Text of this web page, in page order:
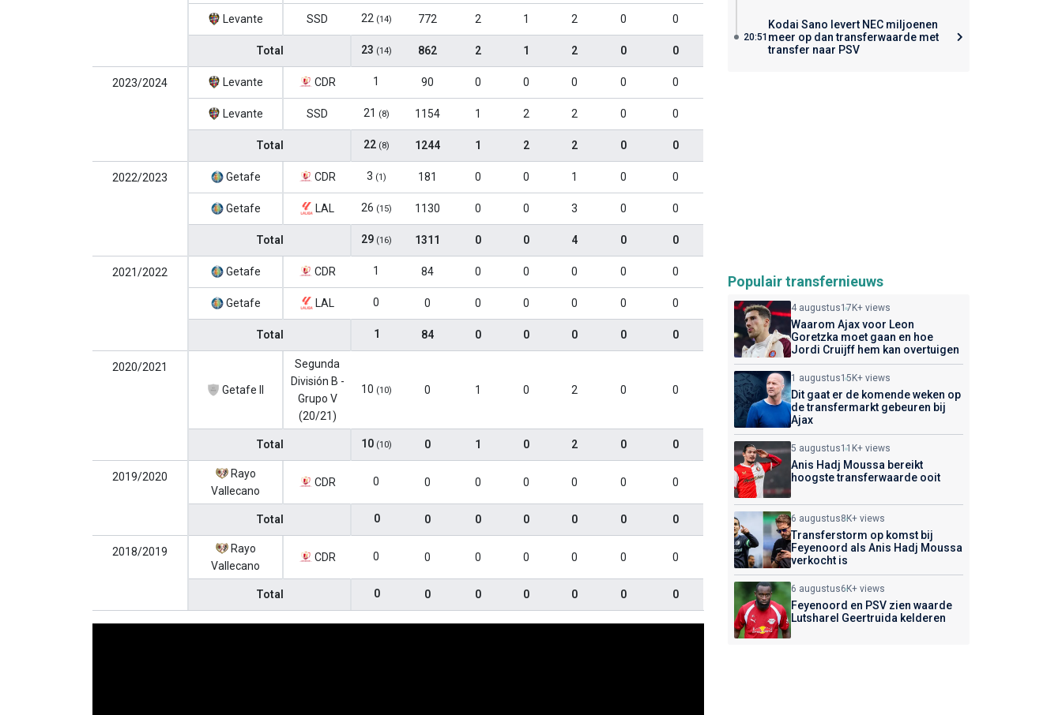
Levante SSD 22 (14) 772 2 1 2 0 0
Total 23 (14) 862 2 1 2 0 0
2023/2024 Levante CDR 1 90 0 0 0 0 0
Levante SSD 21 (8) 1154 1 2 2 0 0
Total 22 (8) 1244 1 2 2 0 0
2022/2023 Getafe CDR 3 (1) 181 0 0 1 0 0
Getafe LAL 26 (15) 1130 0 0 3 0 0
Total 29 (16) 1311 0 0 4 0 0
2021/2022 Getafe CDR 1 84 0 0 0 0 0
Getafe LAL 0 0 0 0 0 0 0
Total 1 84 0 0 0 0 0
2020/2021
Getafe II
Segunda
División B -
Grupo V
(20/21)
10 (10) 0 1 0 2 0 0
Total 10 (10) 0 1 0 2 0 0
2019/2020
Rayo
Vallecano
CDR 0 0 0 0 0 0 0
Total 0 0 0 0 0 0 0
2018/2019
Rayo
Vallecano
CDR 0 0 0 0 0 0 0
Total 0 0 0 0 0 0 0
20:51
Kodai Sano levert NEC miljoenen
meer op dan transferwaarde met
transfer naar PSV
Populair transfernieuws
4 augustus17K+ views
Waarom Ajax voor Leon
Goretzka moet gaan en hoe
Jordi Cruijff hem kan overtuigen
1 augustus15K+ views
Dit gaat er de komende weken op
de transfermarkt gebeuren bij
Ajax
5 augustus11K+ views
Anis Hadj Moussa bereikt
hoogste transferwaarde ooit
6 augustus8K+ views
Transferstorm op komst bij
Feyenoord als Anis Hadj Moussa
verkocht is
6 augustus6K+ views
Feyenoord en PSV zien waarde
Lutsharel Geertruida kelderen